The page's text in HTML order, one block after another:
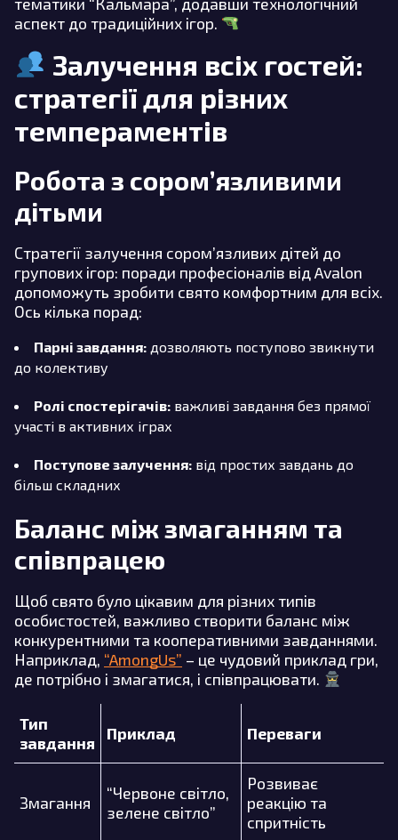
тематики “Кальмара”, додавши технологічний
аспект до традиційних ігор.
Залучення всіх гостей:
стратегії для різних
темпераментів
Робота з сором’язливими
дітьми
Стратегії залучення сором’язливих дітей до
групових ігор: поради професіоналів від Avalon
допоможуть зробити свято комфортним для всіх.
Ось кілька порад:
Парні завдання: дозволяють поступово звикнути
до колективу
Ролі спостерігачів: важливі завдання без прямої
участі в активних іграх
Поступове залучення: від простих завдань до
більш складних
Баланс між змаганням та
співпрацею
Щоб свято було цікавим для різних типів
особистостей, важливо створити баланс між
конкурентними та кооперативними завданнями.
Наприклад, “AmongUs” – це чудовий приклад гри,
де потрібно і змагатися, і співпрацювати.
Тип
завдання
Приклад Переваги
Змагання
“Червоне світло,
зелене світло”
Розвиває
реакцію та
спритність